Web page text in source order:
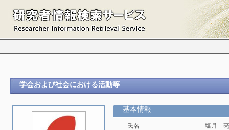
学会および社会における活動等
基本情報
氏名
塩月